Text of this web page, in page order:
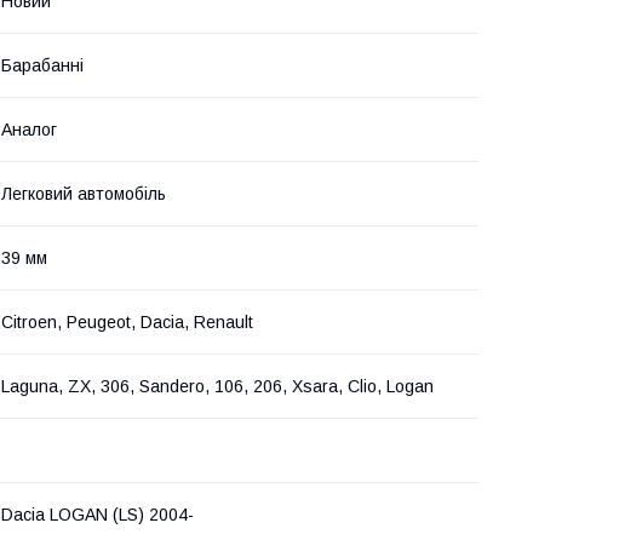
Барабанні
Аналог
Легковий автомобіль
39 мм
Citroen, Peugeot, Dacia, Renault
Laguna, ZX, 306, Sandero, 106, 206, Xsara, Clio, Logan
Dacia LOGAN (LS) 2004-